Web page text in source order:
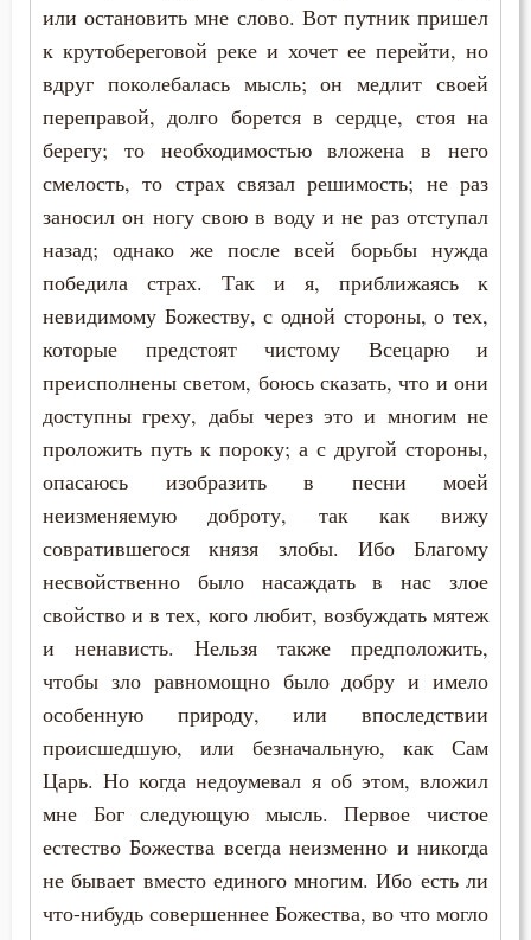
Крещение
Крещение Господне
Лень
Ложь
Лукавство
Любовь
Любовь к Богу
Любомудрие
Месть
Милостыня
Миропомазание
Молчание
Каллист Ангеликуд
Киприан Карфагенский
Кирилл Александрийский
Климент Римский
Лев Великий
Лев Оптинский (Наголкин)
Лука (Войно-Ясенецкий)
Макарий Оптинский (Иванов)
Максим Грек
Марк Подвижник
Марк Эфесский
Мефодий Олимпийский
Митрофан Воронежский
Нектарий Оптинский (Тихонов)
или остановить мне слово. Вот путник пришел
к крутобереговой реке и хочет ее перейти, но
вдруг поколебалась мысль; он медлит своей
переправой, долго борется в сердце, стоя на
берегу; то необходимостью вложена в него
смелость, то страх связал решимость; не раз
заносил он ногу свою в воду и не раз отступал
назад; однако же после всей борьбы нужда
победила страх. Так и я, приближаясь к
невидимому Божеству, с одной стороны, о тех,
которые предстоят чистому Всецарю и
преисполнены светом, боюсь сказать, что и они
доступны греху, дабы через это и многим не
проложить путь к пороку; а с другой стороны,
опасаюсь изобразить в песни моей
неизменяемую доброту, так как вижу
совратившегося князя злобы. Ибо Благому
несвойственно было насаждать в нас злое
свойство и в тех, кого любит, возбуждать мятеж
и ненависть. Нельзя также предположить,
чтобы зло равномощно было добру и имело
особенную природу, или впоследствии
происшедшую, или безначальную, как Сам
Царь. Но когда недоумевал я об этом, вложил
мне Бог следующую мысль. Первое чистое
естество Божества всегда неизменно и никогда
не бывает вместо единого многим. Ибо есть ли
что-нибудь совершеннее Божества, во что могло